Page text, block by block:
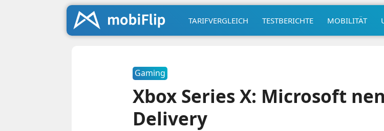
TARIFVERGLEICH TESTBERICHTE MOBILITÄT
Gaming
Xbox Series X: Microsoft
Delivery